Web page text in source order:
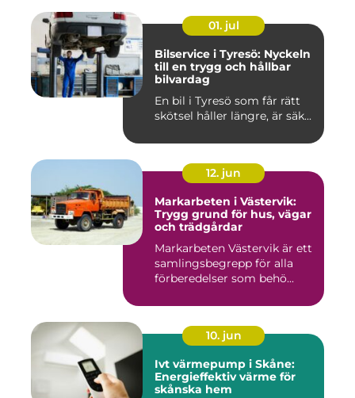
01. jul
Bilservice i Tyresö: Nyckeln
till en trygg och hållbar
bilvardag
En bil i Tyresö som får rätt
skötsel håller längre, är säk...
12. jun
Markarbeten i Västervik:
Trygg grund för hus, vägar
och trädgårdar
Markarbeten Västervik är ett
samlingsbegrepp för alla
förberedelser som behö...
10. jun
Ivt värmepump i Skåne:
Energieffektiv värme för
skånska hem